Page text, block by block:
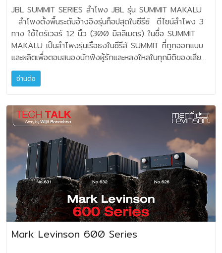
ความถี่กระทุ้งกระแทก แล้วระบุจุดตำแหน่งที่ตั้งหรือตัวตนของมัน
เอง ว่าอยู่ ณ.ตรงจุดใด อันนั้นถือว่าเป็นการเซ็ตอัพที่ไม่ถูกต้อง
ต่อจากนี้ คือการปรับค่าหลักๆ 3 ค่าที่สำคัญ ในตู้ซับวูฟ
เฟอร์ครับ ปุ่มปรับระดับความดัง Level หรือ Volume ปุ่มปรับ
จุดตัดความถี่ Crossover Network ปุ่มปรับ Phase 0-180
ความดัง Level หรือ Volume ให้อยู่ในระดับ 10.00 ถึง
12:00 น. (กึ่งกลาง) โดยประมาณ เพราะที่ระดับ
ความดังขนาดนี้มักจะเป็นจุดเริ่มต้นสำหรับการปรับ ลด หรือเพิ่ม
อีกเล็กน้อย ของระดับเสียงซัพวูฟเฟอร์โดยทั่วไป การ
ปรับระดับความดัง Level หรือ Volume จะต้องทำควบคู่กับจุด
ตัดความถี่ครอสโอเวอร์เสมอ ให้เลือกจุดตัดความถี่ที่ต่ำ
ที่สุดของซับวูฟเฟอร์ ตู้นั้นๆ เอาไว้ก่อน ซึ่งส่วนใหญ่จะเป็น40
หรือ 50Hz ย่านความถี่จุดตัดยิ่งสูง อัตราเสียงต่ำ
จะกระแทกกระทั้นมากขึ้น ดังนั้นจงหาจุดที่สมดุลกับความถี่ต่ำของ
ลำโพงเมนหลักให้ได้ แนะนำว่า ไม่ควรจะเลือกตัด ความถี่
ครอสโอเวอร์สูงเกิน 100 เฮิร์ตซ์ โดยไม่จำเป็น เพราะส่วนมาก
แล้วจุดตัดสูงๆ จะทำให้เสียงเบสโด่งนำหน้าความถี่อื่น
ความถี่จุดตัดจะต้องปรับคู่กับ Volume อยู่เสมอ และต้องปรับที
ละเล็กทีละน้อยอย่างละเอียดที่สุด ก็เพราะว่า ตรงจุดครอสโอเวอร์
12 นิ้ว และ Sub Bass Radiator ขนาด 15 นิ้ว มาเพิ่มสองตู้
ซ้ายขวา โดยหาวิธีต่อจากปรีเอาท์ของปรีแอมป์ชุดที่ 2 และเซ็
ตอัพหาความบาลานซ์เพื่อให้เกิดสมดุล ของความถี่ต่ำกับย่าน
กลางแหลมให้ลงตัว ต้องเข้าใจว่า เกือบสามสิบปีที่
แล้ว แอคทีฟซับวูฟเฟอร์ยังมีความเฉื่อยของเสียงต่ำอยู่บ้าง ไม่เห
มือนแอคทีฟซับวูฟเฟอร์สมัยนี้ ที่ดีไซน์ด้วยเทคโนโลยีล้ำสมัย
กรวยลำโพงใช้วัสดุที่ดี ให้การสนองตอบฉับไว เท่าทันความถี่
กลางแหลม สำหรับซับแอคทีฟยุคเก่า ผมจึงต้อง
กำหนดจุดตั้ง และเซ็ตอัพอยู่ 2-3 ครั้ง จึงลงตัวในที่สุด ท่าน
เจ้าของซิสเต็มบอกว่า ได้เสียงที่ลงตัวประทับใจ ให้ประสบการณ์
ใกล้เคียงในคอนเสิร์ตฮอลล์ จึงมีความสุขมาก ถือว่าแก้ปัญหาให้
ลุล่วงไปได้ มาย้อนดูช่วงเวลาของการออกแบบซับวูฟ
เฟอร์ ที่น่าสนใจกัน ช่วงปี 1982 บริษัทนิปปอน กักกิ หรือยามา
ฮ่า ตัดสินใจออกแบบแอคทีฟ ซับวูฟเฟอร์ตัวแรก นั่นคือ NS-W1
โดยมีขนาดตู้ 50 ลิตร มีแอมป์ขับในตัว 45 วัตต์โมโน ที่ 6
โอห์ม แม้ไดรเวอร์จะมีขนาดเพียง 10 นิ้ว แต่ดีไซน์เนอร์อธิบาย
ว่า ตัวขับเสียงถูกออกแบบให้ครอบคลุม ตอบสนองความถี่ต่ำ
เฉพาะ จึงต่างไปจาก Woofer ทั่วไป มีความสามารถแสดงผล
ความถี่ต่ำลงลึกได้ถึง 20Hz ในเวลาเดียวกันนั้น
ทาง Bose และ M&K แห่งอเมริกา เป็นรายแรกๆ ที่ออกแบบ
JBL SUMMIT SERIES ลำโพง JBL รุ่น SUMMIT MAKALU
ลำโพงตั้งพื้นระดับอ้างอิงรุ่นท็อปสุดในซีรีย์ ดีไซน์ลำโพง 3
ทาง ใช้ไดร์เวอร์ 12 นิ้ว (300 มิลลิเมตร) ในชื่อ SUMMIT
MAKALU เป็นลำโพงรุ่นเรือธงในซีรีส์ SUMMIT ที่ถูกออกแบบ
และผลิตเพื่อตอบสนองนักฟังผู้รักและหลงใหลในทุกมิติของเสียง
ดนตรี มาคาลู (MAKALU) เป็นชื่อของยอดเขาที่สูงเป็น
ลำดับที่ 5 ของโลก และอยู่ห่างจากยอดเขาเอเวอเรสต์ 19
กิโลเมตร ด้วยรูปทรงที่สวยงามเช่น พีระมิด เป็นเป้าหมายสำคัญ
ที่ท้าทายสำหรับนักไต่เขาจากทั่วโลก JBL จึงเลือกนำมาเป็นชื่อ
ของลำโพงเรือธงรุ่นใหม่ล่าสุด ซึ่งเปิดตัวในงานมิวนิกไฮเอนด์
2025 SUMMIT MAKALU เป็นลำโพง 3 ทาง ตั้งพื้น
ขนาดใหญ่ มีเบสไดรเวอร์ขับเสียงต่ำขนาด 12 นิ้ว ใช้มิดเรนจ์
ขนาด 8 นิ้ว ทำงานร่วมกับไดรเวอร์ขับเสียงแหลมขนาด 3 นิ้ว
อันเป็นสิทธิบัตรเฉพาะของ JBL พร้อมกรวยฮอร์นขนาดใหญ่
ไดรเวอร์นี้คือ D2830K dual-diaphragm และ dual-motor
compression ส่วนที่เป็นไดรเวอร์หลักของ SUMMIT
MAKALU คือ ไดรเวอร์มิดเบส โครงโลหะหล่อขนาด 8 นิ้ว และ
วูฟเฟอร์เบส โครงโลหะหล่อขนาด 12 นิ้ว ความพิเศษของ
ไดรเวอร์คู่นี้คือ การใช้กรวยไดรเวอร์ 3 เลเยอร์ Hybrid
Carbon Cellulose Composite Cone (HC4) งานดีไซน์
อ่านต่อ
Mark Levinson 600 Series